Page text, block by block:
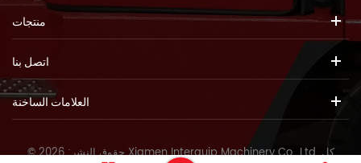
منتجات
اتصل بنا
العلامات الساخنة
© حقوق النشر: 2026 Xiamen Interquip Machinery Co., Ltd. كل